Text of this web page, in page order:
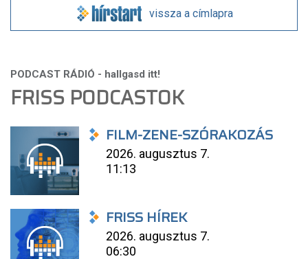
vissza a címlapra
FRISS PODCASTOK
FILM-ZENE-SZÓRAKOZÁS
2026. augusztus 7.
11:13
FRISS HÍREK
2026. augusztus 7.
06:30